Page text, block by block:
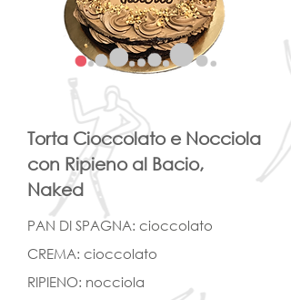
Torta Cioccolato e Nocciola
con Ripieno al Bacio,
Naked
PAN DI SPAGNA: cioccolato
CREMA: cioccolato
RIPIENO: nocciola